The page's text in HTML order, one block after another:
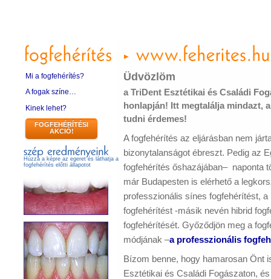
Mi a fogfehérítés?
A fogak színe…
Kinek lehet?
FOGFEHÉRÍTÉSI
AKCIÓ!
Húzza a képre az egeret és láthatja a
fogfehérítés előtti állapotot
Üdvözlöm
a TriDent Esztétikai és Családi
honlapján! Itt megtalálja mindazt,
tudni érdemes!
A fogfehérítés az eljárásban nem
bizonytalanságot ébreszt. Pedig az
fogfehérítés őshazájában– naponta
már Budapesten is elérhető a
professzionális sínes fogfehérítést,
fogfehérítést -másik nevén hibrid
fogfehérítését. Győződjön meg a
módjának –a professzionális
Bízom benne, hogy hamarosan Önt
Esztétikai és Családi Fogászaton,